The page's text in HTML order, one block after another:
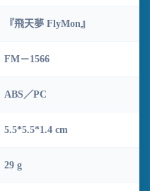
『飛天夢 FlyMon』
FM－1566
ABS／PC
5.5*5.5*1.4 cm
29 g